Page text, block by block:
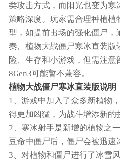
类攻击方式，而阳光也变为寒
策略深度。玩家需合理种植植
型，如提前出场的强化僵尸，
奏。植物大战僵尸寒冰直装版
险、生存和小游戏，但需注意
8Gen3可能暂不兼容。
植物大战僵尸寒冰直装版说明
1、游戏中加入了众多新植物
得更加凶猛，为战斗增添新的
2、寒冰射手是新增的植物之
豆命中僵尸后，僵尸会被迅速
3、对植物和僵尸进行了冰雪